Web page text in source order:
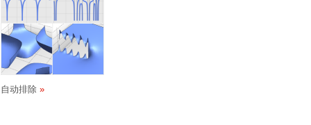
自动排除